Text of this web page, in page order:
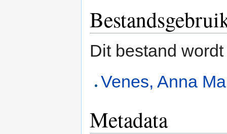
Dit bestand
Venes, Anna
Metadata